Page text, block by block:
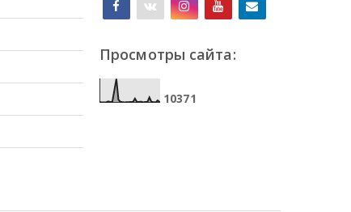
Просмотры сайта:
10371